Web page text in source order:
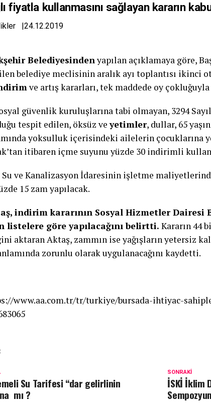
fiyatla kullanmasını sağlayan kararın
|24.12.2019
Belediyesindenyapılan açıklamaya göre,
belediye meclisinin aralık ayı toplantısı ikinci
ve artış kararları, tek maddede oy çokluğuyla
güvenlik kuruluşlarına tabi olmayan, 3294
tespit edilen, öksüz veyetimler, dullar, 65
yoksulluk içerisindeki ailelerin çocuklarına
itibaren içme suyunu yüzde 30 indirimli
Su ve Kanalizasyon İdaresinin işletme
15 zam yapılacak.
indirim kararının Sosyal Hizmetler Dairesi
listelere göre yapılacağını belirtti. Kararın 44
aktaran Aktaş, zammın ise yağışların yetersiz
zorunlu olarak uygulanacağını kaydetti.
www.aa.com.tr/tr/turkiye/bursada-ihtiyac-
SONRAKI
İSKİ İklim
Su Tarifesi “dar gelirlinin
mı ?